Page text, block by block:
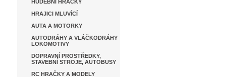
HUDEBNÍ HRAČKY
HRAJICI MLUVÍCÍ
AUTA A MOTORKY
AUTODRÁHY A VLÁČKODRÁHY
LOKOMOTIVY
DOPRAVNÍ PROSTŘEDKY,
STAVEBNÍ STROJE, AUTOBUSY
RC HRAČKY A MODELY